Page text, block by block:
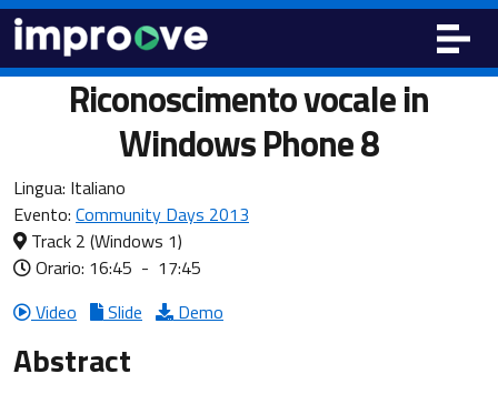
Riconoscimento vocale in
Windows Phone 8
Lingua: Italiano
Evento: Community Days 2013
Track 2 (Windows 1)
Orario: 16:45 - 17:45
Video
Slide Demo
Abstract